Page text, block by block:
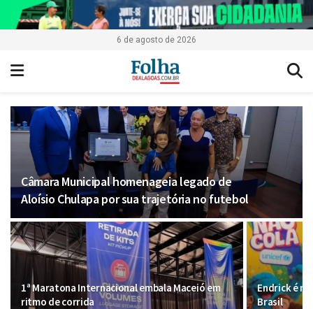
6 de agosto de 2026
Câmara Municipal homenageia legado de
Aloísio Chulapa por sua trajetória no futebol
1ª Maratona Internacional embala Maceió em
ritmo de corrida
Endrick é
Brasil